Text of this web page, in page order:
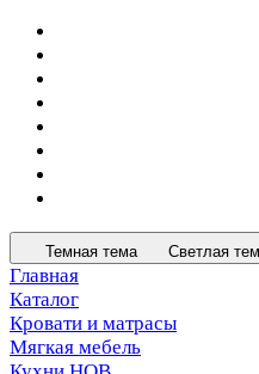
Темная тема Светлая
Главная
Каталог
Кровати и матрасы
Мягкая мебель